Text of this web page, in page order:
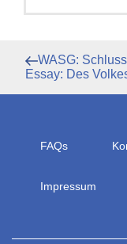
Beitragsnavigation
Vorheriger
Beitrag
WASG:
Nächster
Essay: Des
FAQs
Impressum